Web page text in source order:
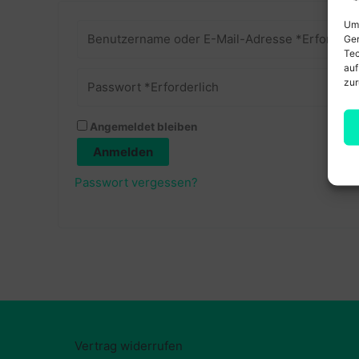
Angemeldet bleiben
Anmelden
Passwort vergessen?
Vertrag widerrufen